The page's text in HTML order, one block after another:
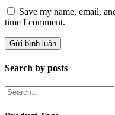
Save my name, email,
time I comment.
Search by posts